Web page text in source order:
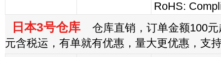
RoHS:
日本3号仓库 仓库直销，订单金额100元
元含税运，有单就有优惠，量大更优惠，支